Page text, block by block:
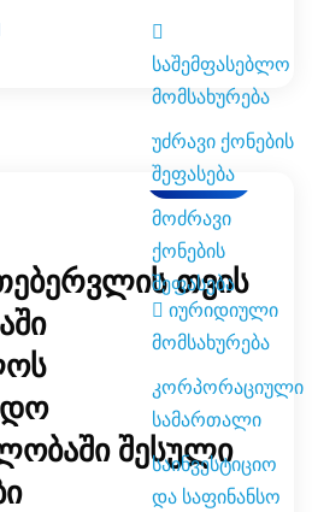
საშემფასებლო
მომსახურება
უძრავი ქონების
შეფასება
მოძრავი
ქონების
შეფასება
იურიდიული
მომსახურება
კორპორაციული
სამართალი
საინვესტიციო
და საფინანსო
ბლოგი
შესული